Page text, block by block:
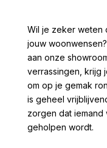
Wil je zeker weten
jouw
aan onze
verrassingen, krijg
om op je gemak
is geheel
zorgen dat iemand
geholpen wordt.